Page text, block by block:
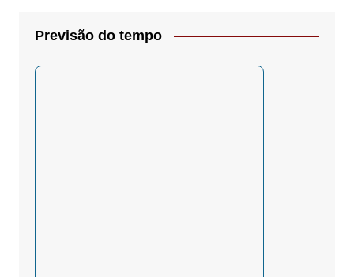
Previsão do tempo